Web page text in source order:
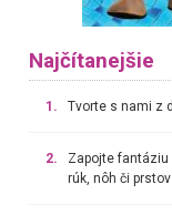
Najčítanejšie
1. Tvorte s nami z
2.
Zapojte fantáziu
rúk, nôh či prstov